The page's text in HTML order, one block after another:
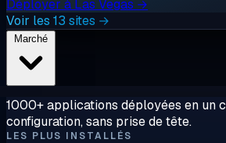
Déployer à Las Vegas →
Voir les 13 sites →
1000+ applications déployées en un
configuration, sans prise de tête.
LES PLUS INSTALLÉS